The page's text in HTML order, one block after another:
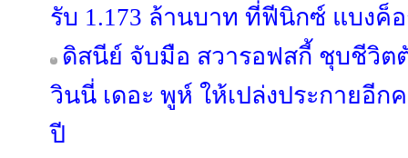
รับ 1.173 ล้านบาท ที่ฟีนิกซ์ แบงค็
ดิสนีย์ จับมือ สวารอฟสกี้ ชุบชีวิต
วินนี่ เดอะ พูห์ ให้เปล่งประกายอีก
ปี